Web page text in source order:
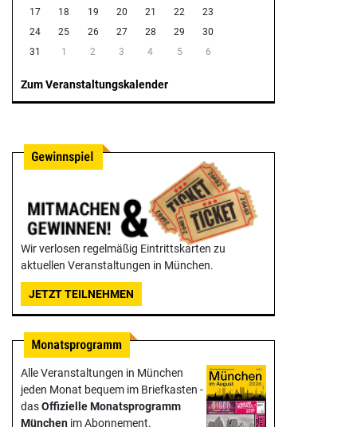
17
18 19 20 21 22
23
24
25 26 27 28 29
30
31
1 2 3 4 5 6
Zum Veranstaltungskalender
Wir verlosen regelmäßig Eintrittskarten zu
aktuellen Veranstaltungen in München.
JETZT TEILNEHMEN
Alle Veranstaltungen in München
jeden Monat bequem im Briefkasten -
dasOffizielle Monats­programm
München im Abonnement.